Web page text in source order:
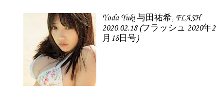
Yoda Yuki 与田祐希, FLASH
2020.02.18 (フラッシュ 2020年2
月18日号)